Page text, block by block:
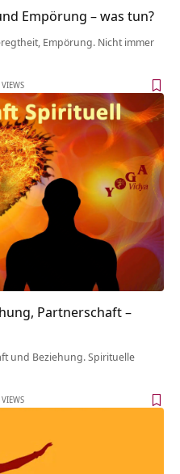
Empörung – was tun?
Empörung. Nicht immer
Partnerschaft –
und Beziehung. Spirituelle